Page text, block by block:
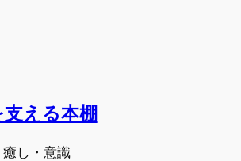
える本棚
し・意識